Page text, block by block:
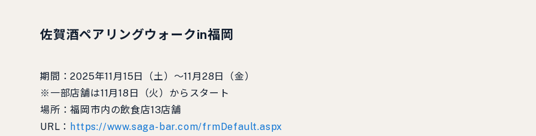
佐賀酒ペアリングウォークin福岡
期間：2025年11月15日（土）～11月28日（金）
※一部店舗は11月18日（火）からスタート
場所：福岡市内の飲食店13店舗
URL： https://www.saga-bar.com/frmDefault.aspx